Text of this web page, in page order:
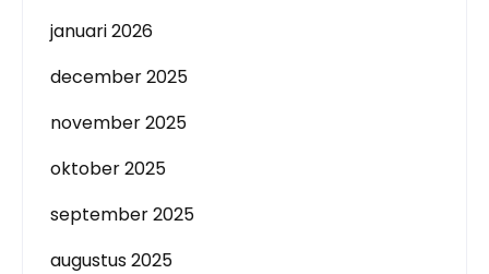
januari 2026
december 2025
november 2025
oktober 2025
september 2025
augustus 2025